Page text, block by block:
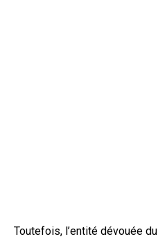
Toutefois, l’entité dévouée